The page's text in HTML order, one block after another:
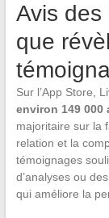
Avis des
que
Sur l’App Store,
environ 149 000
majoritaire sur la
relation et la
témoignages
d’analyses ou
qui améliore la